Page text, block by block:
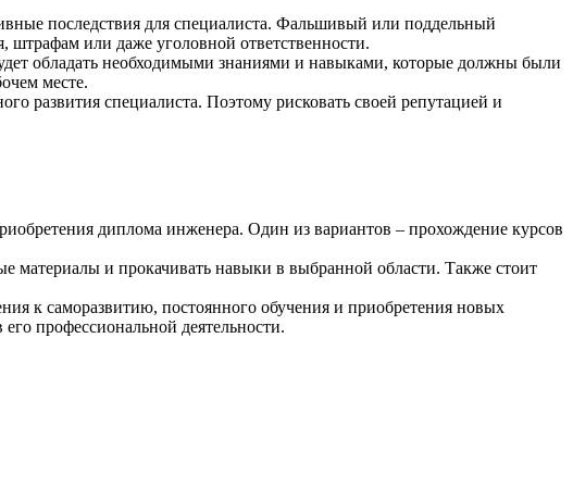
последствия для специалиста.​ Фальшивый или поддельный
штрафам или даже уголовной ответственности.
обладать необходимыми знаниями и навыками, которые должны были
месте.​
развития специалиста.​ Поэтому рисковать своей репутацией и
диплома инженера. Один из вариантов – прохождение курсов
материалы и прокачивать навыки в выбранной области.​ Также стоит
к саморазвитию, постоянного обучения и приобретения новых
профессиональной деятельности.​